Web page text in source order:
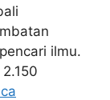
ilmu.